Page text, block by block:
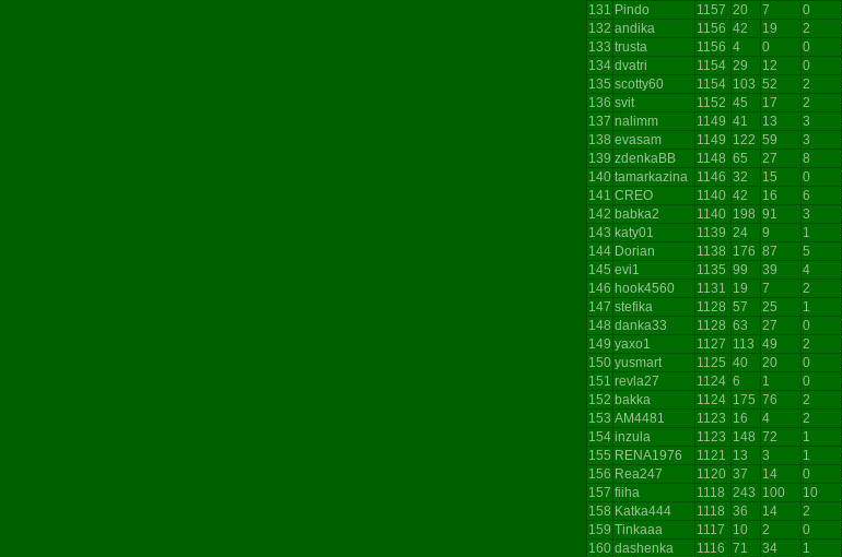
131 Pindo 1157 20 7 0
132 andika 1156 42 19 2
133 trusta 1156 4 0 0
134 dvatri 1154 29 12 0
135 scotty60 1154 103 52 2
136 svit 1152 45 17 2
137 nalimm 1149 41 13 3
138 evasam 1149 122 59 3
139 zdenkaBB 1148 65 27 8
140 tamarkazina 1146 32 15 0
141 CREO 1140 42 16 6
142 babka2 1140 198 91 3
143 katy01 1139 24 9 1
144 Dorian 1138 176 87 5
145 evi1 1135 99 39 4
146 hook4560 1131 19 7 2
147 stefika 1128 57 25 1
148 danka33 1128 63 27 0
149 yaxo1 1127 113 49 2
150 yusmart 1125 40 20 0
151 revla27 1124 6 1 0
152 bakka 1124 175 76 2
153 AM4481 1123 16 4 2
154 inzula 1123 148 72 1
155 RENA1976 1121 13 3 1
156 Rea247 1120 37 14 0
157 fiiha 1118 243 100 10
158 Katka444 1118 36 14 2
159 Tinkaaa 1117 10 2 0
160 dashenka 1116 71 34 1